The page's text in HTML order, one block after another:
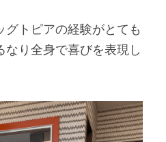
グトピアの経験がとても
なり全身で喜びを表現し